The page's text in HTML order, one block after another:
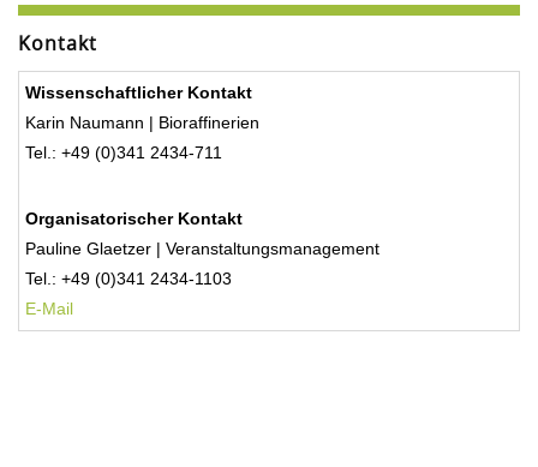
Kontakt
Wissenschaftlicher Kontakt
Karin Naumann | Bioraffinerien
Tel.: +49 (0)341 2434-711
Organisatorischer Kontakt
Pauline Glaetzer | Veranstaltungsmanagement
Tel.: +49 (0)341 2434-1103
E-Mail